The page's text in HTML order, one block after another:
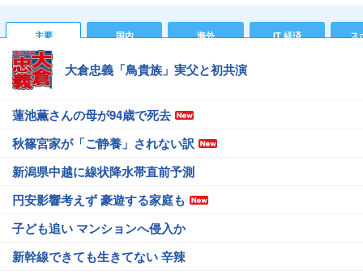
主要 国内 海外 IT 経済 ス
大倉忠義「鳥貴族」実父と初共演
蓮池薫さんの母が94歳で死去
秋篠宮家が「ご静養」されない訳
新潟県中越に線状降水帯直前予測
円安影響考えず 豪遊する家庭も
子ども追い マンションへ侵入か
新幹線できても生きてない 辛辣